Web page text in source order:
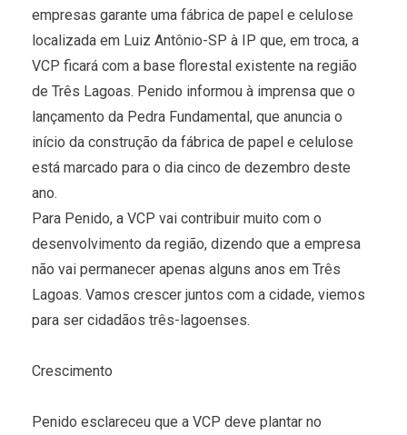
empresas garante uma fábrica de papel e celulose
localizada em Luiz Antônio-SP à IP que, em troca, a
VCP ficará com a base florestal existente na região
de Três Lagoas. Penido informou à imprensa que o
lançamento da Pedra Fundamental, que anuncia o
início da construção da fábrica de papel e celulose
está marcado para o dia cinco de dezembro deste
ano.
Para Penido, a VCP vai contribuir muito com o
desenvolvimento da região, dizendo que a empresa
não vai permanecer apenas alguns anos em Três
Lagoas. Vamos crescer juntos com a cidade, viemos
para ser cidadãos três-lagoenses.
Crescimento
Penido esclareceu que a VCP deve plantar no